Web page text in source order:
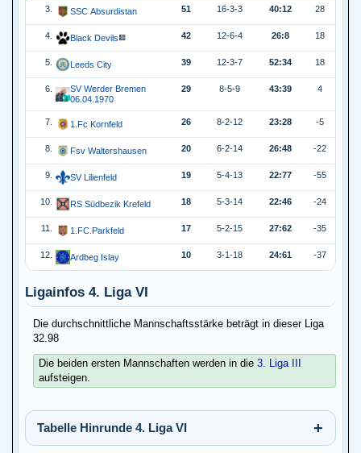
3. SSC Absurdistan 51 16-3-3 40:12 28
4. Black Devils 🟥 42 12-6-4 26:8 18
5. Leeds City 39 12-3-7 52:34 18
6.
SV Werder Bremen
06.04.1970
29 8-5-9 43:39 4
7. 1.Fc Kornfeld 26 8-2-12 23:28 -5
8. Fsv Waltershausen 20 6-2-14 26:48 -22
9. SV Lilienfeld 19 5-4-13 22:77 -55
10. RS Südbezik Krefeld 18 5-3-14 22:46 -24
11. 1.FC.Parkfeld 17 5-2-15 27:62 -35
12. Ardbeg Islay 10 3-1-18 24:61 -37
Ligainfos 4. Liga VI
Die durchschnittliche Mannschaftsstärke beträgt in dieser Liga
32.98
Die beiden ersten Mannschaften werden in die 3. Liga III
aufsteigen.
Tabelle Hinrunde 4. Liga VI